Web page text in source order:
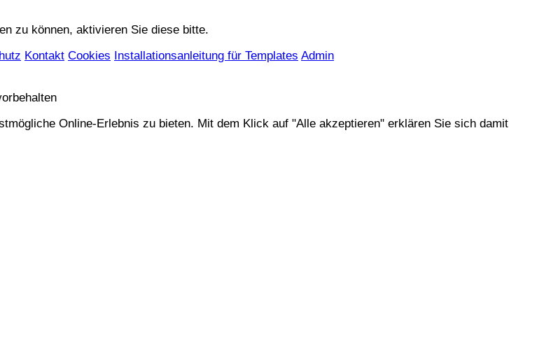
zu können, aktivieren Sie diese bitte.
Kontakt Cookies Installationsanleitung für Templates Admin
Online-Erlebnis zu bieten. Mit dem Klick auf "Alle akzeptieren" erklären Sie sich damit